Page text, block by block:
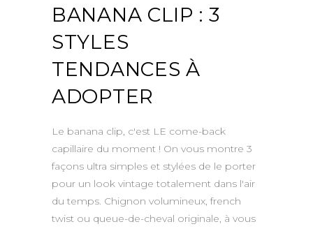
BANANA CLIP : 3
STYLES
TENDANCES À
ADOPTER
Le banana clip, c'est LE come-back
capillaire du moment ! On vous montre 3
façons ultra simples et stylées de le porter
pour un look vintage totalement dans l'air
du temps. Chignon volumineux, french
twist ou queue-de-cheval originale, à vous